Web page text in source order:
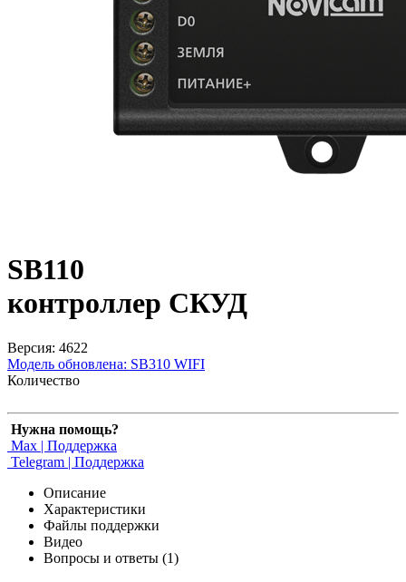
SB110
контроллер СКУД
Версия: 4622
Модель обновлена: SB310 WIFI
Количество
Нужна помощь?
Max | Поддержка
Telegram | Поддержка
Описание
Характеристики
Файлы поддержки
Видео
Вопросы и ответы (1)